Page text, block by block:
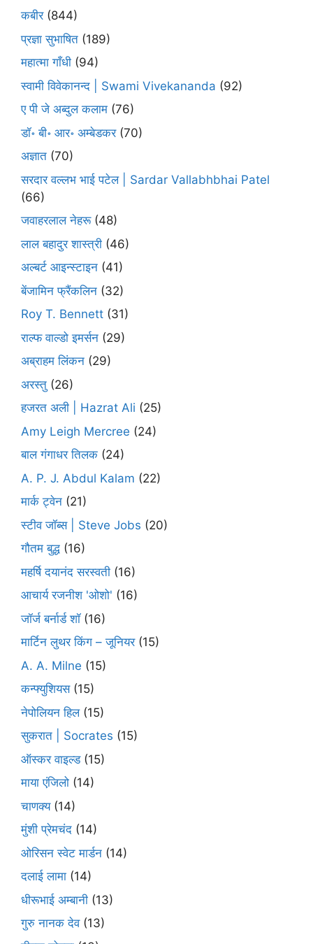
कबीर(844)
प्रज्ञा सुभाषित (189)
महात्मा गाँधी (94)
स्वामी विवेकानन्द | Swami Vivekananda (92)
ए पी जे अब्दुल कलाम (76)
डॉ॰ बी॰ आर॰ अम्बेडकर(70)
अज्ञात (70)
सरदार वल्लभ भाई पटेल | Sardar Vallabhbhai Patel
(66)
जवाहरलाल नेहरू(48)
लाल बहादुर शास्त्री (46)
अल्बर्ट आइन्स्टाइन (41)
बेंजामिन फ्रैंकलिन (32)
Roy T. Bennett (31)
राल्फ वाल्डो इमर्सन (29)
अब्राहम लिंकन (29)
अरस्तु (26)
हजरत अली | Hazrat Ali (25)
Amy Leigh Mercree (24)
बाल गंगाधर तिलक (24)
A. P. J. Abdul Kalam (22)
मार्क ट्वेन (21)
स्टीव जॉब्स | Steve Jobs (20)
गौतम बुद्ध (16)
महर्षि दयानंद सरस्वती (16)
आचार्य रजनीश 'ओशो' (16)
जॉर्ज बर्नार्ड शॉ(16)
मार्टिन लुथर किंग – जूनियर(15)
A. A. Milne (15)
कन्फ्युशियस(15)
नेपोलियन हिल(15)
सुकरात | Socrates (15)
ऑस्कर वाइल्ड(15)
माया एंजिलो (14)
चाणक्य(14)
मुंशी प्रेमचंद (14)
ओरिसन स्‍वेट मार्डन (14)
दलाई लामा (14)
धीरूभाई अम्बानी (13)
गुरु नानक देव(13)